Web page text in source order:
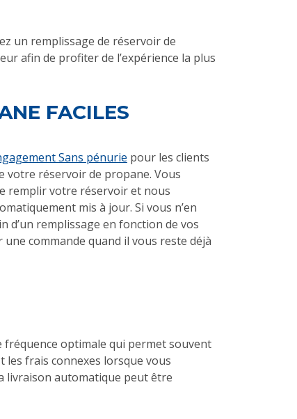
un remplissage de réservoir de
afin de profiter de l’expérience la plus
FACILES
Sans pénurie pour les clients
votre réservoir de propane. Vous
remplir votre réservoir et nous
mis à jour. Si vous n’en
d’un remplissage en fonction de vos
commande quand il vous reste déjà
fréquence optimale qui permet souvent
les frais connexes lorsque vous
livraison automatique peut être